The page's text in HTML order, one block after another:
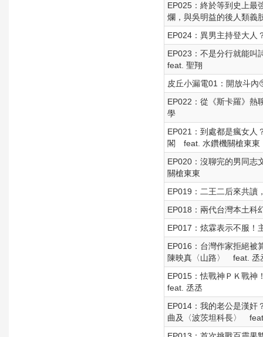
EP025：終於等到史上最
爛，與吳明益的後人類義
EP024：異男主持登大人
EP023：不是分行就能
feat. 聖翔
皮丘小漏電01：開放斗內
EP022：從《斯卡羅》熱
學
EP021：到處都是瘋女人
閣 feat. 水鑽機關槍東東
EP020：沒聊完的男同
關槍東東
EP019：二王二后來共
EP018：兩代台灣本土科
EP017：炫霖表示不服！
EP016：台灣作家拒絕被
陳映真〈山路〉 feat. 丞
EP015：怯戰神ＰＫ戰
feat. 丞丞
EP014：我的老公是漢奸
曲及〈波茨坦科長〉